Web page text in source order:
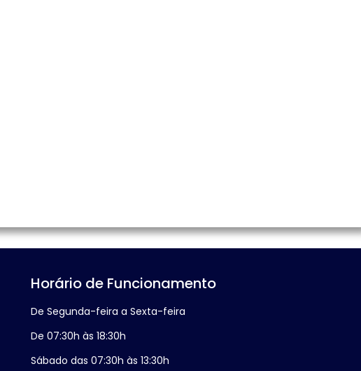
Horário de Funcionamento
De Segunda-feira a Sexta-feira
De 07:30h às 18:30h
Sábado das 07:30h às 13:30h